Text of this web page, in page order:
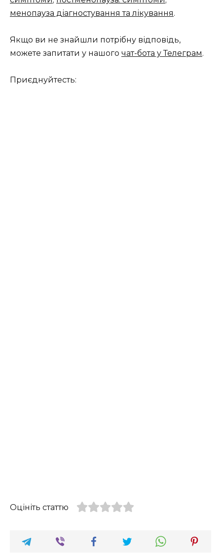
менопауза діагностування та лікування.
Якщо ви не знайшли потрібну відповідь,
можете запитати у нашого чат-бота у Телеграм.
Приєднуйтесть:
Оцініть статтю